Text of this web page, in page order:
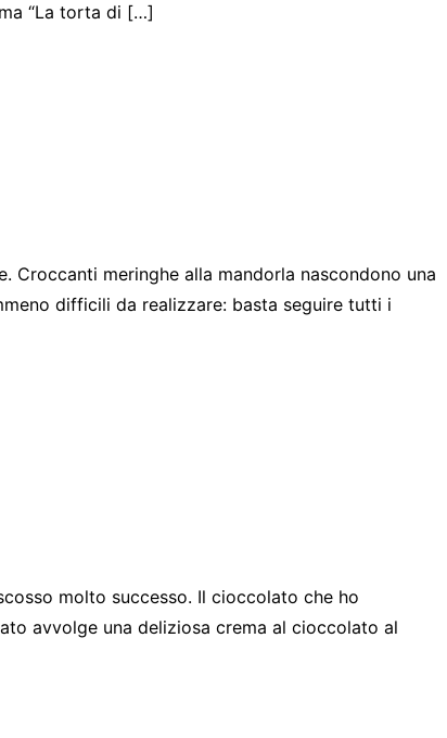
“La torta di […]
Croccanti meringhe alla mandorla nascondono una
difficili da realizzare: basta seguire tutti i
molto successo. Il cioccolato che ho
avvolge una deliziosa crema al cioccolato al